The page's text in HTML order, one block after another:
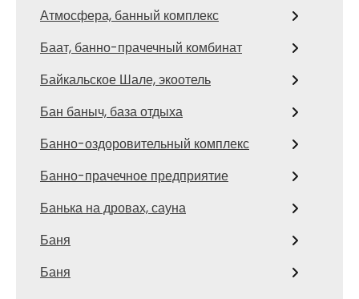
Атмосфера, банный комплекс
Баат, банно-прачечный комбинат
Байкальское Шале, экоотель
Бан баныч, база отдыха
Банно-оздоровительный комплекс
Банно-прачечное предприятие
Банька на дровах, сауна
Баня
Баня